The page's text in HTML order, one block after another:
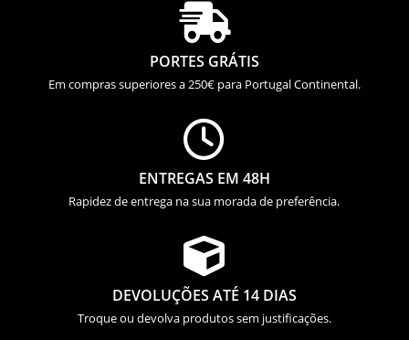

PORTES GRÁTIS
Em compras superiores a 250€ para Portugal Continental.

ENTREGAS EM 48H
Rapidez de entrega na sua morada de preferência.

DEVOLUÇÕES ATÉ 14 DIAS
Troque ou devolva produtos sem justificações.